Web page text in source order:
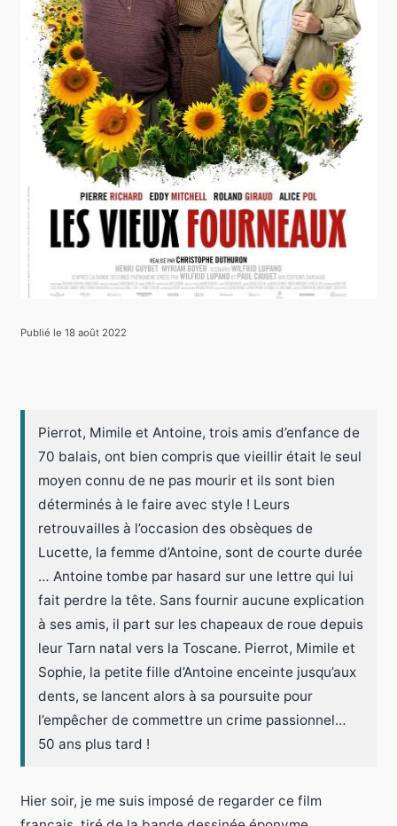
Publié le 18 août 2022
Pierrot, Mimile et Antoine, trois amis d’enfance de
70 balais, ont bien compris que vieillir était le seul
moyen connu de ne pas mourir et ils sont bien
déterminés à le faire avec style ! Leurs
retrouvailles à l’occasion des obsèques de
Lucette, la femme d’Antoine, sont de courte durée
… Antoine tombe par hasard sur une lettre qui lui
fait perdre la tête. Sans fournir aucune explication
à ses amis, il part sur les chapeaux de roue depuis
leur Tarn natal vers la Toscane. Pierrot, Mimile et
Sophie, la petite fille d’Antoine enceinte jusqu’aux
dents, se lancent alors à sa poursuite pour
l’empêcher de commettre un crime passionnel…
50 ans plus tard !
Hier soir, je me suis imposé de regarder ce film